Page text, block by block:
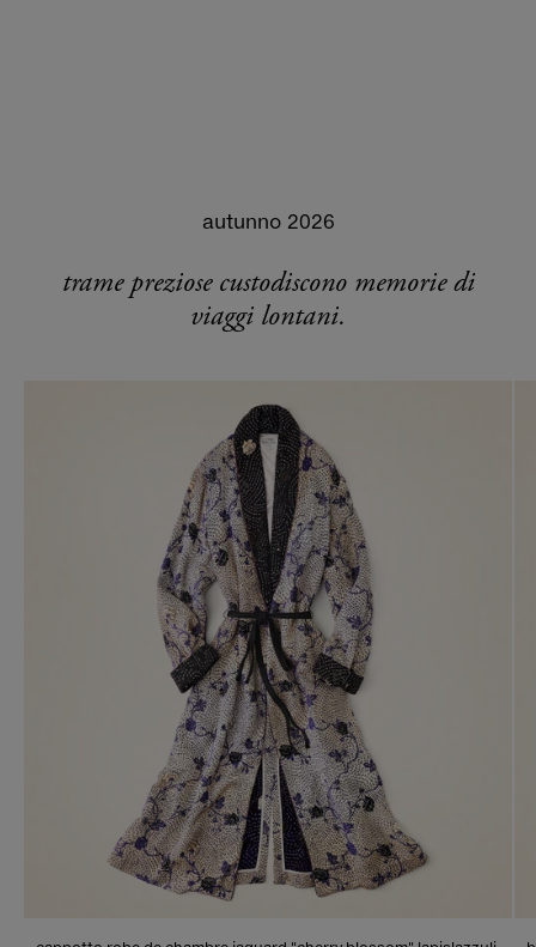
autunno 2026
trame preziose custodiscono memorie di
viaggi lontani.